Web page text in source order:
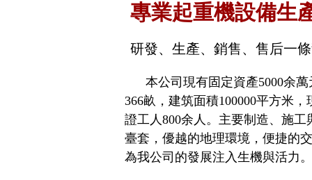
KBK柔性吊
專業起重機設備生
研發、生產、銷售、售后一
本公司現有固定資產5000余萬
366畝，建筑面積100000平方米，
證工人800余人。主要制造、施工
臺套，優越的地理環境，便捷的
為我公司的發展注入生機與活力。